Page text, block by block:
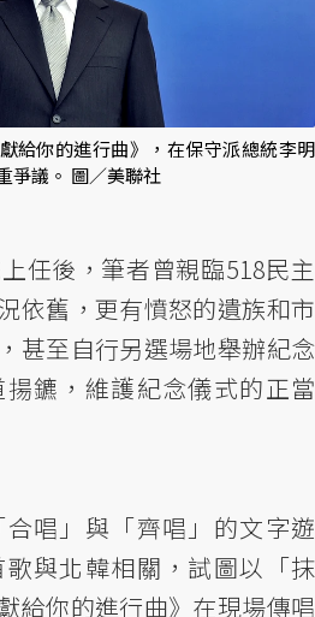
給你的進行曲》，在保守派總統李明
爭議。 圖／美聯社
任後，筆者曾親臨518民主
依舊，更有憤怒的遺族和市
甚至自行另選場地舉辦紀念
鑣，維護紀念儀式的正當
唱」與「齊唱」的文字遊
與北韓相關，試圖以「抹
給你的進行曲》在現場傳唱